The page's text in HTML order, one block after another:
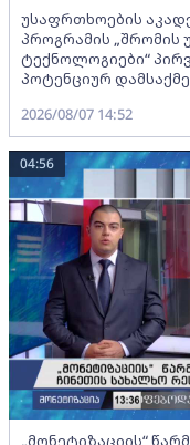
უსაფრთხოების
პროგრამის
ტექნოლოგიები“
პოტენციურ
2026/08/07 14:52
„მონეტიზაციის“
04:56